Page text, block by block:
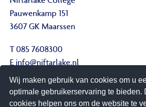
Wij maken gebruik van cookies om u
optimale gebruikerservaring te bieden.
cookies helpen ons om de website te
Pauwenkamp 151
3607 GK Maarssen
T 085 7608300
Einfo@niftarlake.nl
Volg ons ook op:
Twitter